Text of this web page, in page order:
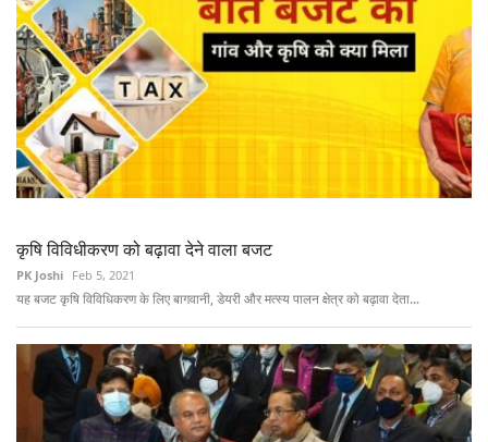
कृषि विविधीकरण को बढ़ावा देने वाला बजट
PK Joshi Feb 5, 2021
यह बजट कृषि विविधिकरण के लिए बागवानी, डेयरी और मत्स्य पालन क्षेत्र को बढ़ावा देता...